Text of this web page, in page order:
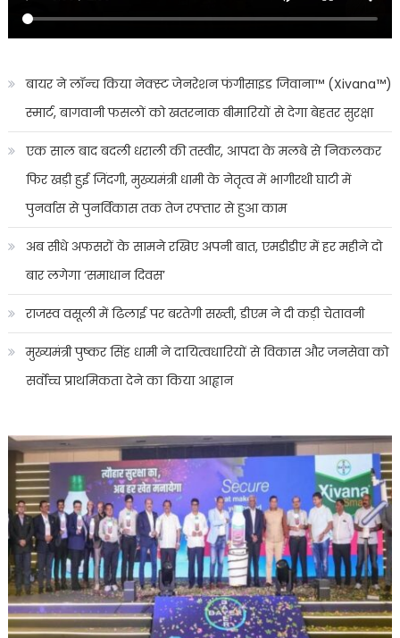
बायर ने लॉन्च किया नेक्स्ट जेनरेशन फंगीसाइड जिवाना™️ (Xivana™️)
स्मार्ट, बागवानी फसलों को खतरनाक बीमारियों से देगा बेहतर सुरक्षा
एक साल बाद बदली धराली की तस्वीर, आपदा के मलबे से निकलकर
फिर खड़ी हुई जिंदगी, मुख्यमंत्री धामी के नेतृत्व में भागीरथी घाटी में
पुनर्वास से पुनर्विकास तक तेज रफ्तार से हुआ काम
अब सीधे अफसरों के सामने रखिए अपनी बात, एमडीडीए में हर महीने दो
बार लगेगा ‘समाधान दिवस’
राजस्व वसूली में ढिलाई पर बरतेगी सख्ती, डीएम ने दी कड़ी चेतावनी
मुख्यमंत्री पुष्कर सिंह धामी ने दायित्वधारियों से विकास और जनसेवा को
सर्वोच्च प्राथमिकता देने का किया आह्वान